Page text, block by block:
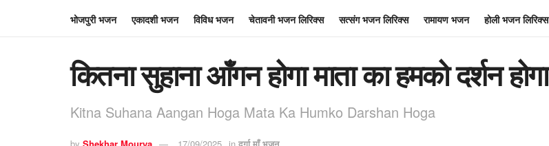
भोजपुरी भजन एकादशी भजन विविध भजन चेतावनी भजन लिरिक्स सत्संग भजन लिरिक्स रामायण भजन होली भजन लिरिक्स
कितना सुहाना आँगन होगा माता का हमको दर्शन होगा
Kitna Suhana Aangan Hoga Mata Ka Humko Darshan Hoga